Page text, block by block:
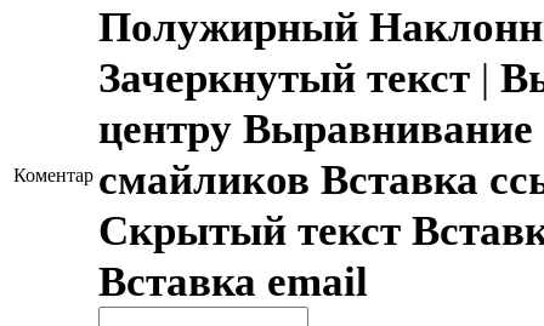
Коментар
Полужирный
Зачеркнутый текст |
центру
смайликов Вставка
Скрытый текст
Вставка email